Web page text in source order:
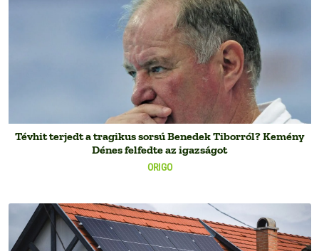
ORIGO
Tévhit terjedt a tragikus sorsú Benedek Tiborról? Kemény
Dénes felfedte az igazságot